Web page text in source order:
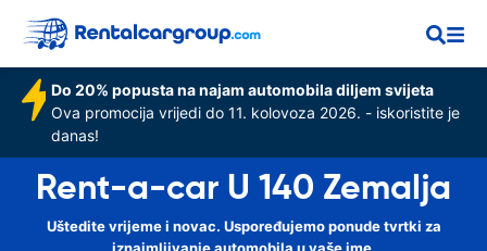
Do 20% popusta na najam automobila diljem svijeta
Ova promocija vrijedi do 11. kolovoza 2026. - iskoristite je
danas!
Rent-a-car U 140 Zemalja
Uštedite vrijeme i novac. Uspoređujemo ponude tvrtki za